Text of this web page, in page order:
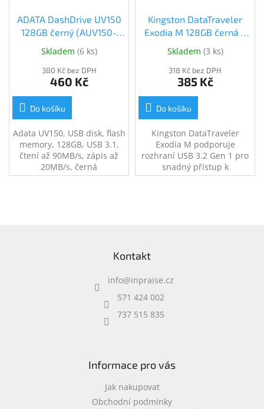
ADATA DashDrive UV150
128GB černý (AUV150-
128G-RBK)
Skladem (6 ks)
380 Kč bez DPH
460 Kč
Do košíku
Adata UV150, USB disk, flash
memory, 128GB, USB 3.1,
čtení až 90MB/s, zápis až
20MB/s, černá
Kingston DataTraveler
Exodia M 128GB černá +
červená (DTXM/128GB)
Skladem (3 ks)
318 Kč bez DPH
385 Kč
Do košíku
Kingston DataTraveler
Exodia M podporuje
rozhraní USB 3.2 Gen 1 pro
snadný přístup k
notebookům, stolním
Kontakt
info@inpraise.cz
571 424 002
737 515 835
Informace pro vás
Jak nakupovat
Obchodní podmínky